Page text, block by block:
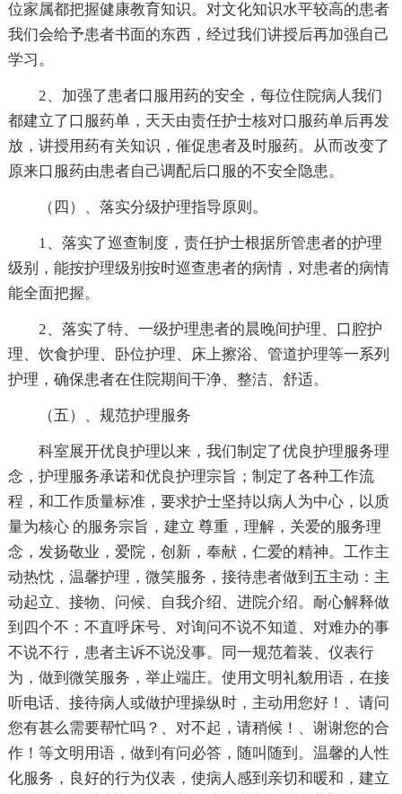
位家属都把握健康教育知识。对文化知识水平较高的患者
我们会给予患者书面的东西，经过我们讲授后再加强自己
学习。
2、加强了患者口服用药的安全，每位住院病人我们
都建立了口服药单，天天由责任护士核对口服药单后再发
放，讲授用药有关知识，催促患者及时服药。从而改变了
原来口服药由患者自己调配后口服的不安全隐患。
（四）、落实分级护理指导原则。
1、落实了巡查制度，责任护士根据所管患者的护理
级别，能按护理级别按时巡查患者的病情，对患者的病情
能全面把握。
2、落实了特、一级护理患者的晨晚间护理、口腔护
理、饮食护理、卧位护理、床上擦浴、管道护理等一系列
护理，确保患者在住院期间干净、整洁、舒适。
（五）、规范护理服务
科室展开优良护理以来，我们制定了优良护理服务理
念，护理服务承诺和优良护理宗旨；制定了各种工作流
程，和工作质量标准，要求护士坚持以病人为中心，以质
量为核心 的服务宗旨，建立 尊重，理解，关爱的服务理
念，发扬敬业，爱院，创新，奉献，仁爱的精神。工作主
动热忱，温馨护理，微笑服务，接待患者做到五主动：主
动起立、接物、问候、自我介绍、进院介绍。耐心解释做
到四个不：不直呼床号、对询问不说不知道、对难办的事
不说不行，患者主诉不说没事。同一规范着装、仪表行
为，做到微笑服务，举止端庄。使用文明礼貌用语，在接
听电话、接待病人或做护理操纵时，主动用您好！、请问
您有甚么需要帮忙吗？、对不起，请稍候！、谢谢您的合
作！等文明用语，做到有问必答，随叫随到。温馨的人性
化服务，良好的行为仪表，使病人感到亲切和暖和，建立